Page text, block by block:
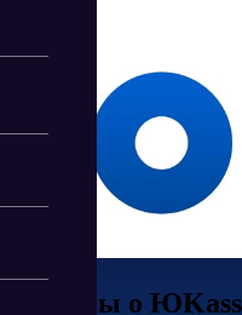
Отзывы о